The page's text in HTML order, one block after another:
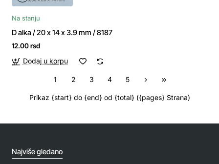
Na stanju
D alka / 20 x 14 x 3.9 mm / 8187
12.00 rsd
Dodaj u korpu
1 2 3 4 5
Prikaz {start} do {end} od {total} ({pages} Strana)
Najviše gledano